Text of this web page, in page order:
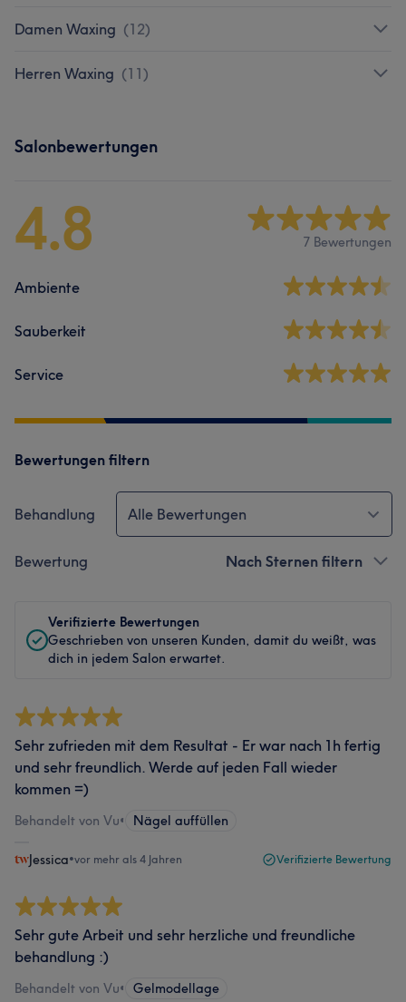
Damen Waxing (12)
Herren Waxing (11)
Salonbewertungen
4.8 7 Bewertungen
Ambiente
Sauberkeit
Service
Bewertungen filtern
Behandlung Alle Bewertungen
Bewertung Nach Sternen filtern
Verifizierte Bewertungen
Geschrieben von unseren Kunden, damit du weißt, was
dich in jedem Salon erwartet.
Sehr zufrieden mit dem Resultat - Er war nach 1h fertig
und sehr freundlich. Werde auf jeden Fall wieder
kommen =)
Behandelt von Vu• Nägel auffüllen
Jessica•vor mehr als 4 Jahren Verifizierte Bewertung
Sehr gute Arbeit und sehr herzliche und freundliche
behandlung :)
Behandelt von Vu• Gelmodellage